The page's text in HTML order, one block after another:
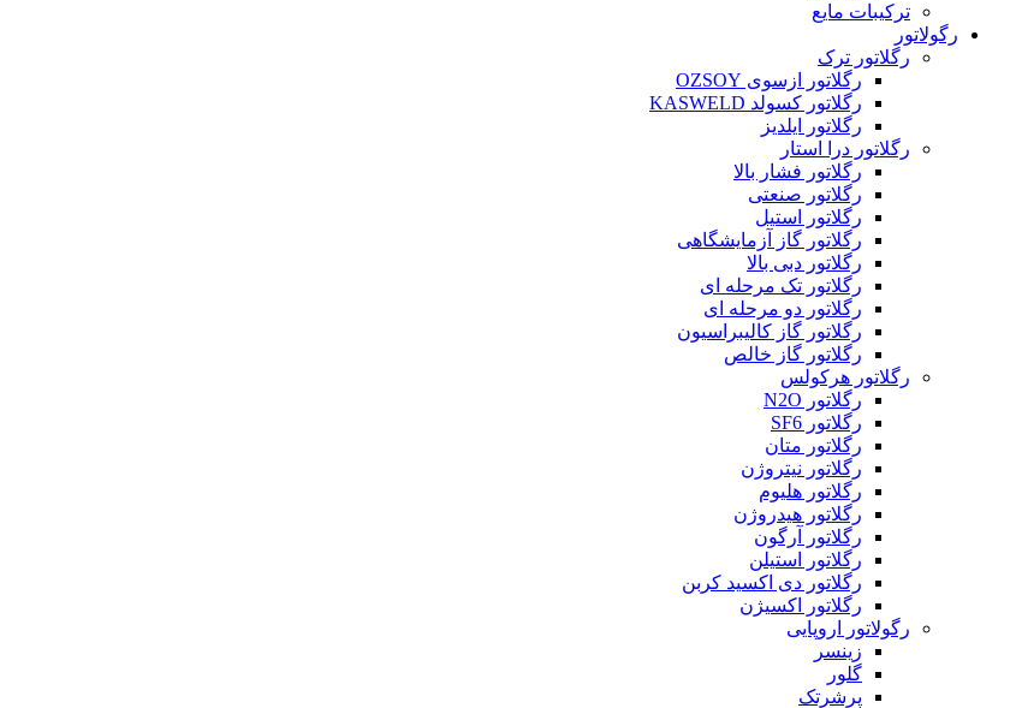
ترکیبات مایع
رگولاتور
رگلاتور ترک
رگلاتور ازسوی OZSOY
رگلاتور کسولد KASWELD
رگلاتور ایلدیز
رگلاتور درا استار
رگلاتور فشار بالا
رگلاتور صنعتی
رگلاتور استیل
رگلاتور گاز آزمایشگاهی
رگلاتور دبی بالا
رگلاتور تک مرحله ای
رگلاتور دو مرحله ای
رگلاتور گاز کالیبراسیون
رگلاتور گاز خالص
رگلاتور هرکولس
رگلاتور N2O
رگلاتور SF6
رگلاتور متان
رگلاتور نیتروژن
رگلاتور هلیوم
رگلاتور هیدروژن
رگلاتور آرگون
رگلاتور استیلن
رگلاتور دی اکسید کربن
رگلاتور اکسیژن
رگولاتور اروپایی
زینسر
گلور
پرشرتک